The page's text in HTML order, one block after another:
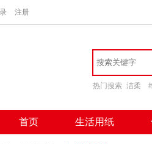
注册
热门搜索 洁柔
首页 生活用纸